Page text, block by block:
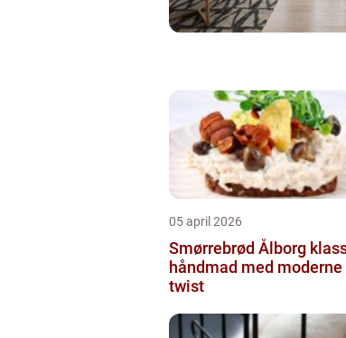
05 april 2026
Smørrebrød Ålborg klassisk
håndmad med moderne
twist